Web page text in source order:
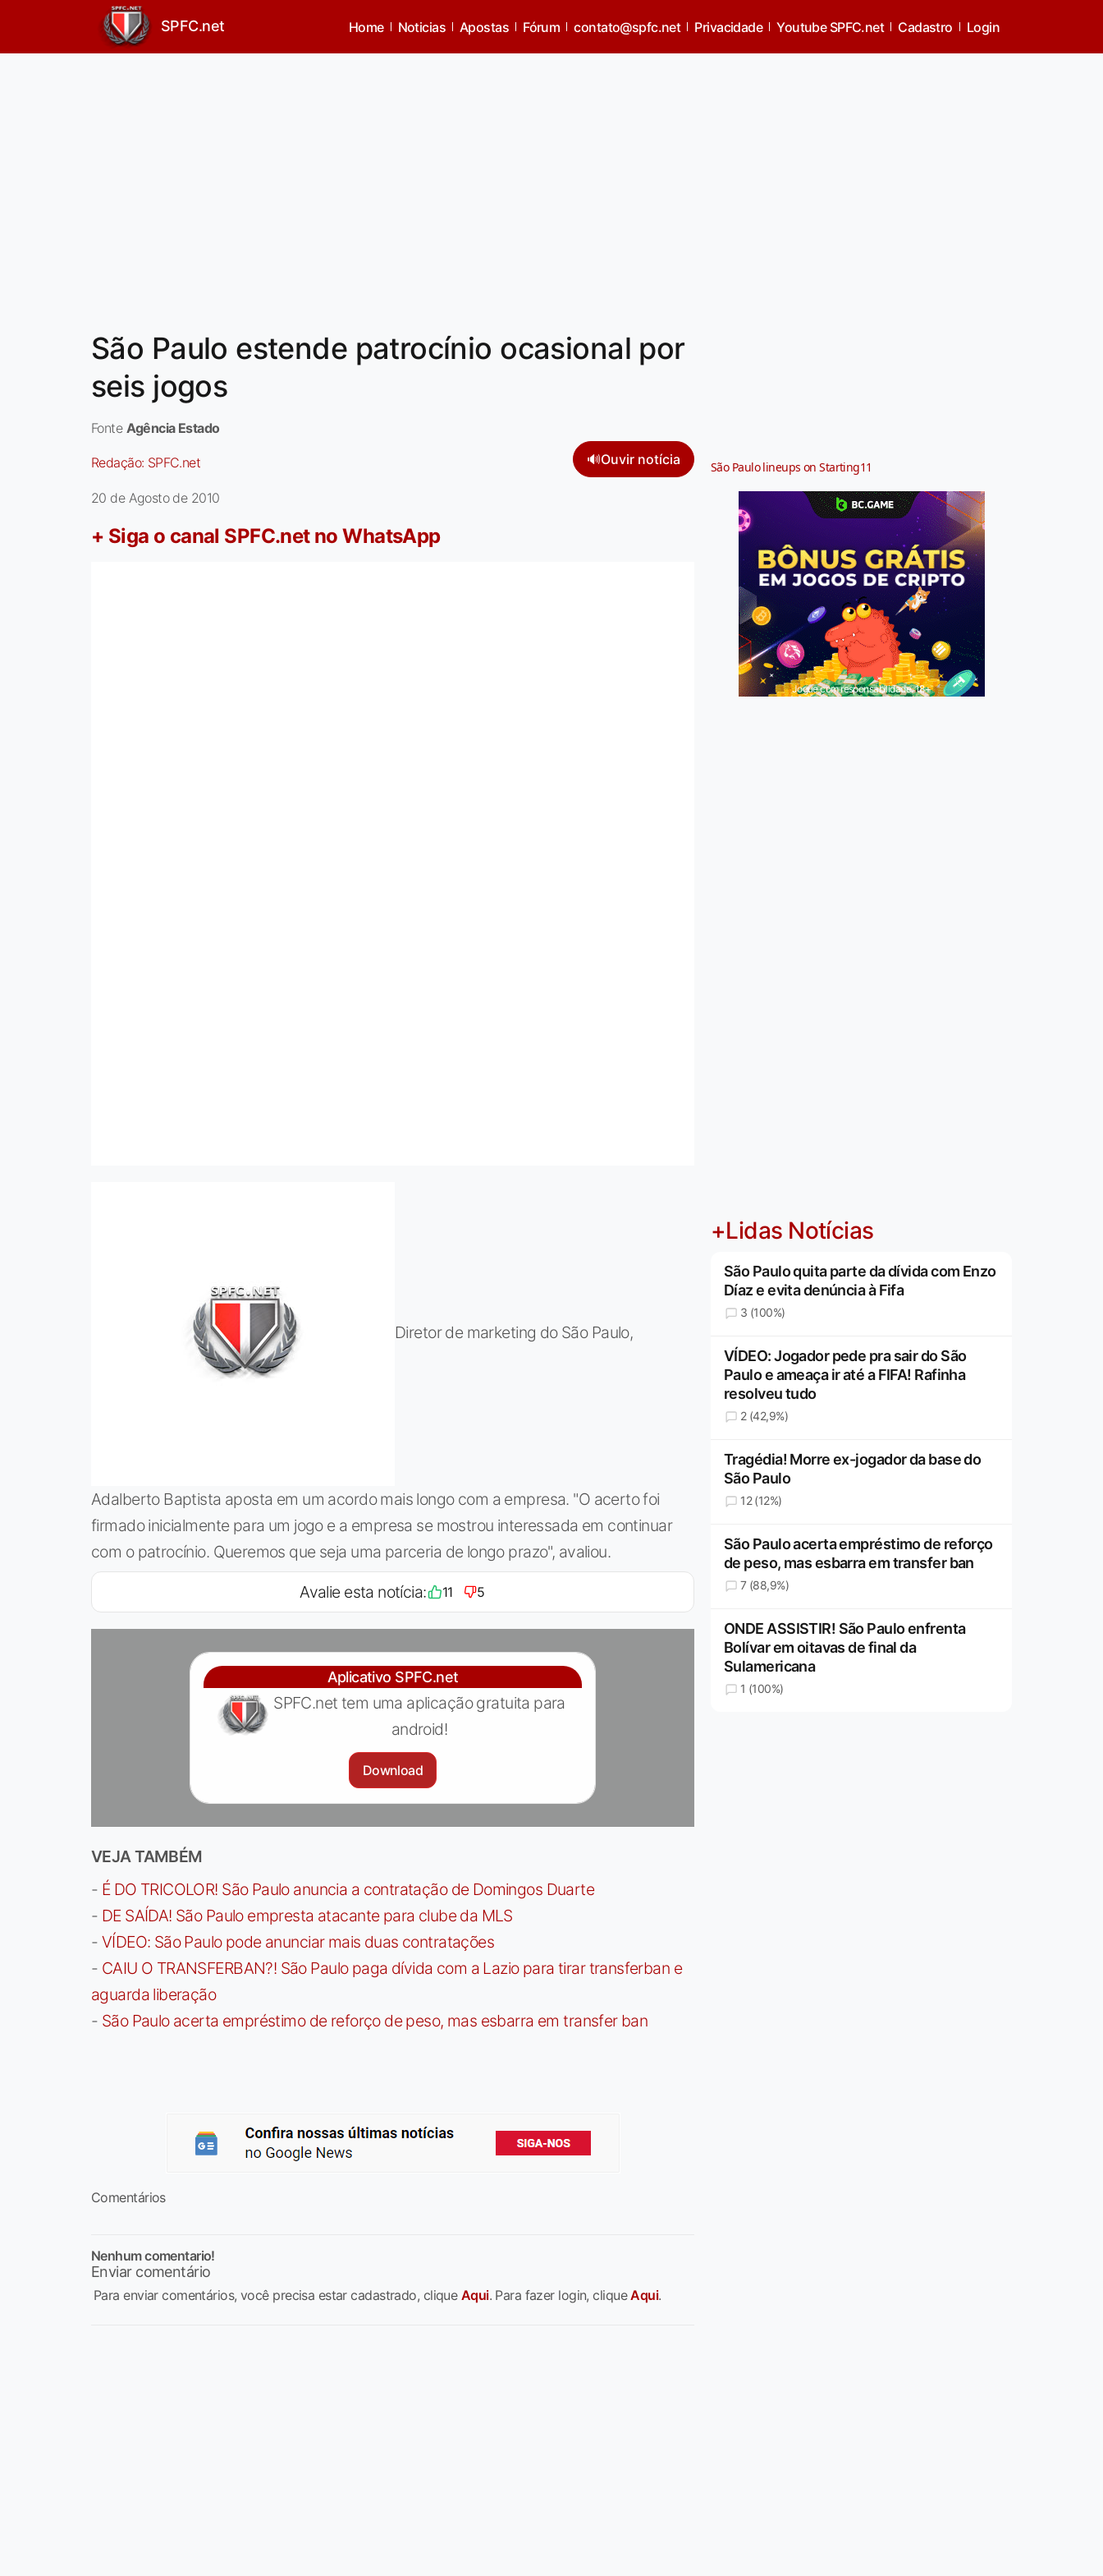
SPFC.net Home Noticias Apostas Fórum contato@spfc.net Privacidade Youtube SPFC.net Cadastro Login
São Paulo estende patrocínio ocasional por
seis jogos
Fonte Agência Estado
Redação: SPFC.net 🔊Ouvir notícia
20 de Agosto de 2010
+ Siga o canal SPFC.net no WhatsApp
Diretor de marketing do São Paulo,
Adalberto Baptista aposta em um acordo mais longo com a empresa. "O acerto foi
firmado inicialmente para um jogo e a empresa se mostrou interessada em continuar
com o patrocínio. Queremos que seja uma parceria de longo prazo", avaliou.
Avalie esta notícia: 11 5
Aplicativo SPFC.net
SPFC.net tem uma aplicação gratuita para
android!
Download
VEJA TAMBÉM
- É DO TRICOLOR! São Paulo anuncia a contratação de Domingos Duarte
- DE SAÍDA! São Paulo empresta atacante para clube da MLS
- VÍDEO: São Paulo pode anunciar mais duas contratações
- CAIU O TRANSFERBAN?! São Paulo paga dívida com a Lazio para tirar transferban e
aguarda liberação
- São Paulo acerta empréstimo de reforço de peso, mas esbarra em transfer ban
Comentários
Nenhum comentario!
Enviar comentário
Para enviar comentários, você precisa estar cadastrado, clique Aqui. Para fazer login, cliqueAqui.
São Paulo lineups on Starting11
Jogue com responsabilidade. 18+
+Lidas Notícias
São Paulo quita parte da dívida com Enzo
Díaz e evita denúncia à Fifa
3 (100%)
VÍDEO: Jogador pede pra sair do São
Paulo e ameaça ir até a FIFA! Rafinha
resolveu tudo
2 (42,9%)
Tragédia! Morre ex-jogador da base do
São Paulo
12 (12%)
São Paulo acerta empréstimo de reforço
de peso, mas esbarra em transfer ban
7 (88,9%)
ONDE ASSISTIR! São Paulo enfrenta
Bolívar em oitavas de final da
Sulamericana
1 (100%)